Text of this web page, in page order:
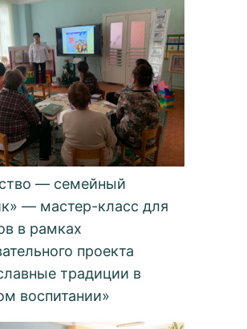
— семейный
— мастер-класс для
в рамках
проекта
традиции в
воспитании»